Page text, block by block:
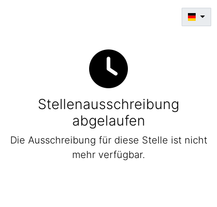
Stellenausschreibung
abgelaufen
Die Ausschreibung für diese Stelle ist nicht
mehr verfügbar.